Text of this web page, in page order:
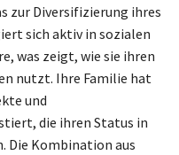
zur Diversifizierung ihres
sich aktiv in sozialen
was zeigt, wie sie ihren
nutzt. Ihre Familie hat
und
die ihren Status in
Die Kombination aus